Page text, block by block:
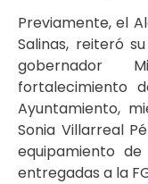
Previamente, el
Salinas, reiteró
gobernador
fortalecimiento
Ayuntamiento,
Sonia Villarreal
equipamiento
entregadas a la